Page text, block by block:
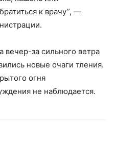
к врачу”, —
за сильного ветра
новые очаги тления.
огня
не наблюдается.